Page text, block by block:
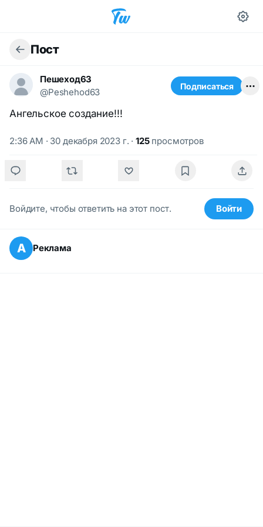
Пост
Пешеход63
@Peshehod63
Подписаться
Aнгельское создание!!!
2:36 AM · 30 декабря 2023 г. ·125просмотров
Войдите, чтобы ответить на этот пост. Войти
А Реклама